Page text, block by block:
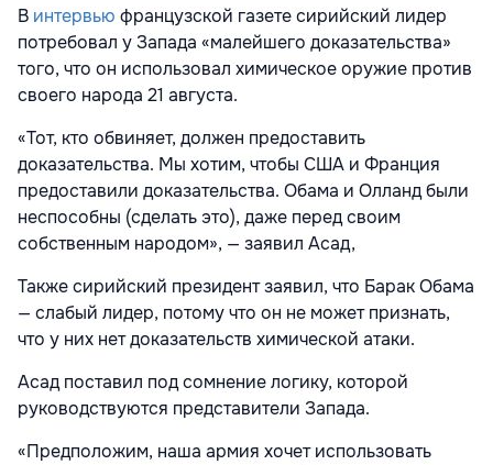
В интервью французской газете сирийский лидер
потребовал у Запада «малейшего доказательства»
того, что он использовал химическое оружие против
своего народа 21 августа.
«Тот, кто обвиняет, должен предоставить
доказательства. Мы хотим, чтобы США и Франция
предоставили доказательства. Обама и Олланд были
неспособны (сделать это), даже перед своим
собственным народом», — заявил Асад,
Также сирийский президент заявил, что Барак Обама
— слабый лидер, потому что он не может признать,
что у них нет доказательств химической атаки.
Асад поставил под сомнение логику, которой
руководствуются представители Запада.
«Предположим, наша армия хочет использовать